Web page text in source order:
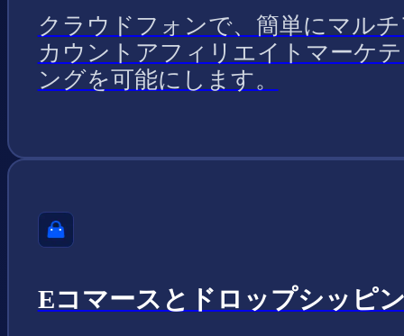
クラウドフォンで、簡単にマル
カウントアフィリエイトマーケ
ングを可能にします。
Eコマースとドロップシッピ